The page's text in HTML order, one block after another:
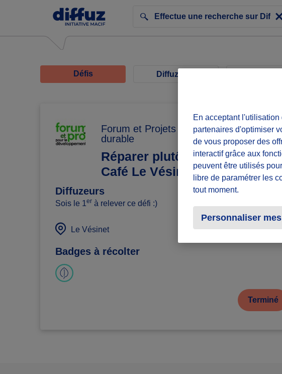
Défis Diffuzeurs
Forum et Projets pour le développement
durable
Réparer plutôt que jeter :
Café Le Vésinet
Diffuzeurs
Sois le 1er à relever ce défi :)
Le Vésinet défi ponctuel
Badges à récolter
Terminé
En acceptant
partenaires d'optimiser
de vous proposer des
interactif grâce aux
peuvent être utilisés
libre de paramétrer les
tout moment.
Personnaliser